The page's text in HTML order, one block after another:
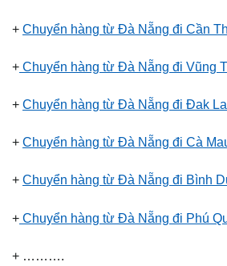
+ Chuyển hàng từ Đà Nẵng đi Cần
+ Chuyển hàng từ Đà Nẵng đi Vũng
+ Chuyển hàng từ Đà Nẵng đi Đak
+ Chuyển hàng từ Đà Nẵng đi Cà
+ Chuyển hàng từ Đà Nẵng đi Bình
+ Chuyển hàng từ Đà Nẵng đi Phú
+ ……….